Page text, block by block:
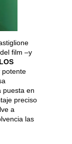
film –y
potente
puesta en
preciso
a
las